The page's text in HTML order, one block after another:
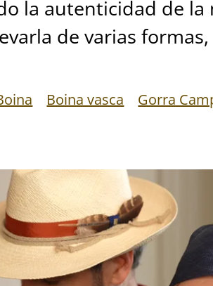
la autenticidad de la
de varias
Boina vasca Gorra